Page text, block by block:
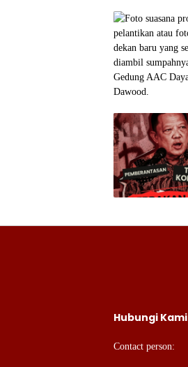
Hubungi Kami
Contact person: